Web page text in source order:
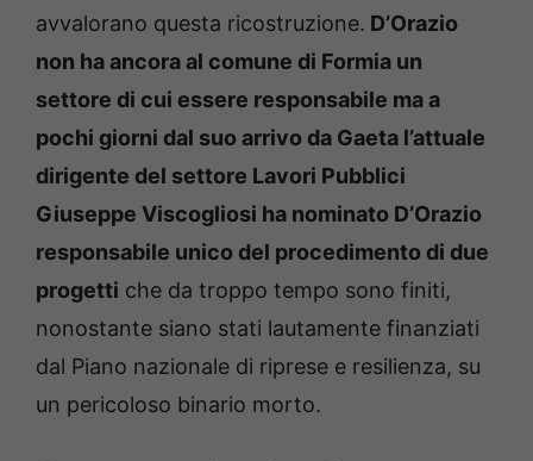
avvalorano questa ricostruzione. D’Orazio
non ha ancora al comune di Formia un
settore di cui essere responsabile ma a
pochi giorni dal suo arrivo da Gaeta l’attuale
dirigente del settore Lavori Pubblici
Giuseppe Viscogliosi ha nominato D’Orazio
responsabile unico del procedimento di due
progetti che da troppo tempo sono finiti,
nonostante siano stati lautamente finanziati
dal Piano nazionale di riprese e resilienza, su
un pericoloso binario morto.